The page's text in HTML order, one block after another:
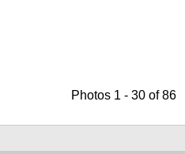
Photos 1 - 30 of 86